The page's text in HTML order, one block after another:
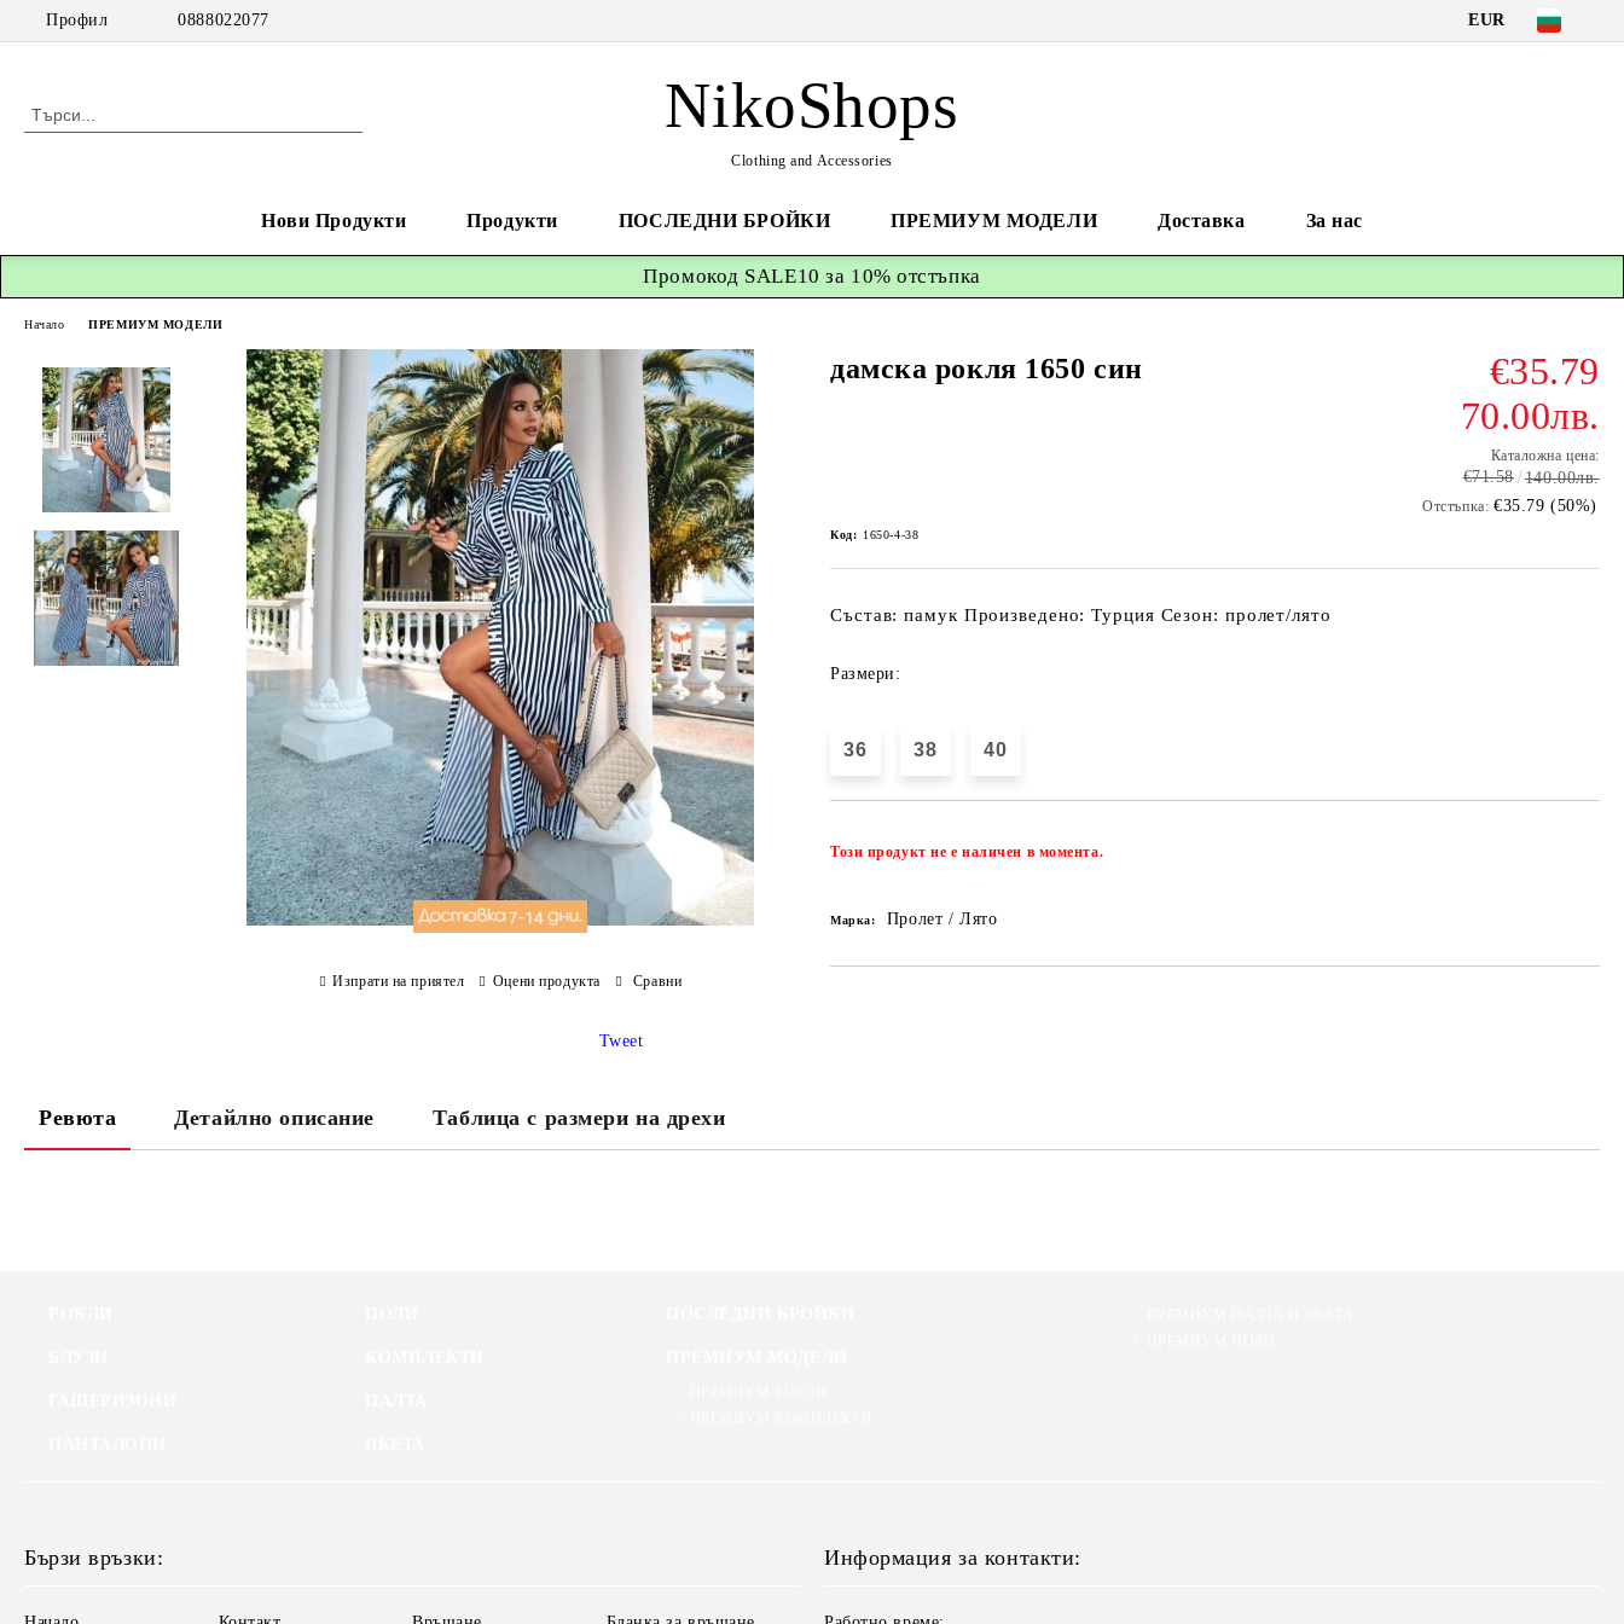
Профил 0888022077 EUR
NikoShops
Clothing and Accessories
Нови Продукти Продукти ПОСЛЕДНИ БРОЙКИ ПРЕМИУМ МОДЕЛИ Доставка За нас
Промокод SALE10 за 10% отстъпка
Начало ПРЕМИУМ МОДЕЛИ
дамска рокля 1650 син
€35.79
70.00лв.
Каталожна цена:
€71.58 140.00лв.
Отстъпка: €35.79 (50%)
Код: 1650-4-38
Състав: памук Произведено: Турция Сезон: пролет/лято
Размери:
36 38 40
Този продукт не е наличен в момента.
Марка: Пролет / Лято
Изпрати на приятел Оцени продукта Сравни
Tweet
Ревюта Детайлно описание Таблица с размери на дрехи
Бързи връзки: Информация за контакти: